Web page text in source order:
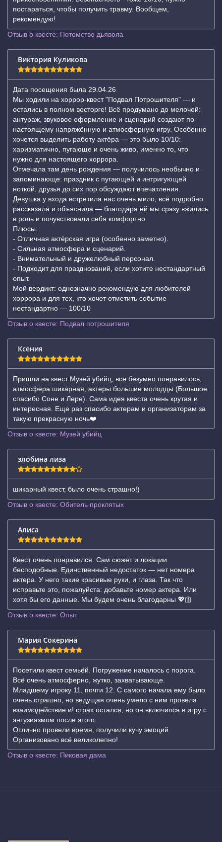
постараться, чтобы получить травму. Вообщем,
рекомендую!
Отзыв о квесте: Потомство дьявола
Виктория Куликова
Дата посещения была 29.04.26
Мы ходили на хоррор-квест "Подвал Потрошителя" — и
остались в полном восторге! Всё продумано до мелочей:
антураж, звуковое оформление и сценарий создают по-
настоящему напряжённую и атмосферную игру. Особенно
хочется выделить работу актёра — это было 10/10:
харизматично, пугающе и очень живо, именно то, что
нужно для настоящего хоррора.
Отмечала там день рождения — получилось необычно и
запоминающе: праздник с пугающей и интригующей
ноткой, друзья до сих пор обсуждают впечатления.
Девушка у входа встретила нас очень мило, всё подробно
рассказала и объяснила — благодаря ей мы сразу вжились
в роль и почувствовали себя комфортно.
Плюсы:
- Отличная актёрская игра (особенно заметно).
- Сильная атмосфера и сценарий.
- Внимательный и дружелюбный персонал.
- Подходит для празднований, если хотите нестандартный
опыт.
Мой вердикт: однозначно рекомендую для любителей
хоррора и для тех, кто хочет отметить событие
нестандартно — 100/10
Отзыв о квесте: Подвал потрошителя
Ксения
Пришли на квест Музей убийц, все безумно понравилось,
атмосфера шикарная, актеры большие молодцы (Большое
спасибо Соне и Лере). Сама идея квеста очень крутая и
интересная. Еще раз спасибо актерам и организаторам за
такую прекрасную ночь❤️
Отзыв о квесте: Музей убийц
злобина лиза
шикарный квест, было очень страшно!)
Отзыв о квесте: Обитель проклятых
Алиса
Квест очень понравился. Сам сюжет и локации
бесподобные. Единственный недостаток — нет номера
актера. У него такие красивые руки, и глаза. Так что
исправьте это, пожалуйста: добавьте номер актера. Или
хотя бы его данные. Мы будем очень благодарны 💖🛐
Отзыв о квесте: Опыт
Мария Сокерина
Посетили квест семьёй. Погружение началось с порога.
Всё очень атмосферно, жутко, захватывающе.
Младшему игроку 11, почти 12. С самого начала ему было
очень страшно, но ведущая очень умело с ним провела
взаимодействие и! страх остался, но он включился в игру с
энтузиазмом после этого.
Отлично провели время, получили кучу эмоций.
Организовано всё великолепно!
Отзыв о квесте: Пиковая дама